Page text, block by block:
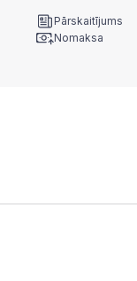
Pārskaitījums
Nomaksa